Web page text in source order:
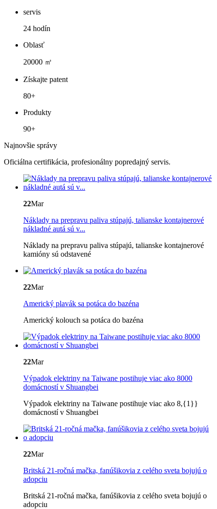
servis
24 hodín
Oblasť
20000 ㎡
Získajte patent
80+
Produkty
90+
Najnovšie správy
Oficiálna certifikácia, profesionálny popredajný servis.
22Mar
Náklady na prepravu paliva stúpajú, talianske kontajnerové
nákladné autá sú v...
Náklady na prepravu paliva stúpajú, talianske kontajnerové
kamióny sú odstavené
22Mar
Americký plavák sa potáca do bazéna
Americký kolouch sa potáca do bazéna
22Mar
Výpadok elektriny na Taiwane postihuje viac ako 8000
domácností v Shuangbei
Výpadok elektriny na Taiwane postihuje viac ako 8,{1}}
domácností v Shuangbei
22Mar
Britská 21-ročná mačka, fanúšikovia z celého sveta bojujú o
adopciu
Britská 21-ročná mačka, fanúšikovia z celého sveta bojujú o
adopciu